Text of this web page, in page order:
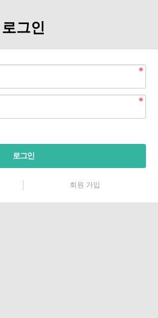
로그인
로그인
회원 가입